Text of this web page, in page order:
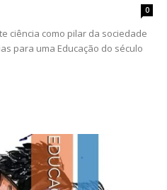
0
ciência como pilar da sociedade
para uma Educação do século